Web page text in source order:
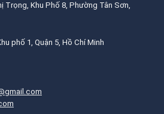
Trọng, Khu Phố 8, Phường Tân Sơn,
phố 1, Quận 5, Hồ Chí Minh